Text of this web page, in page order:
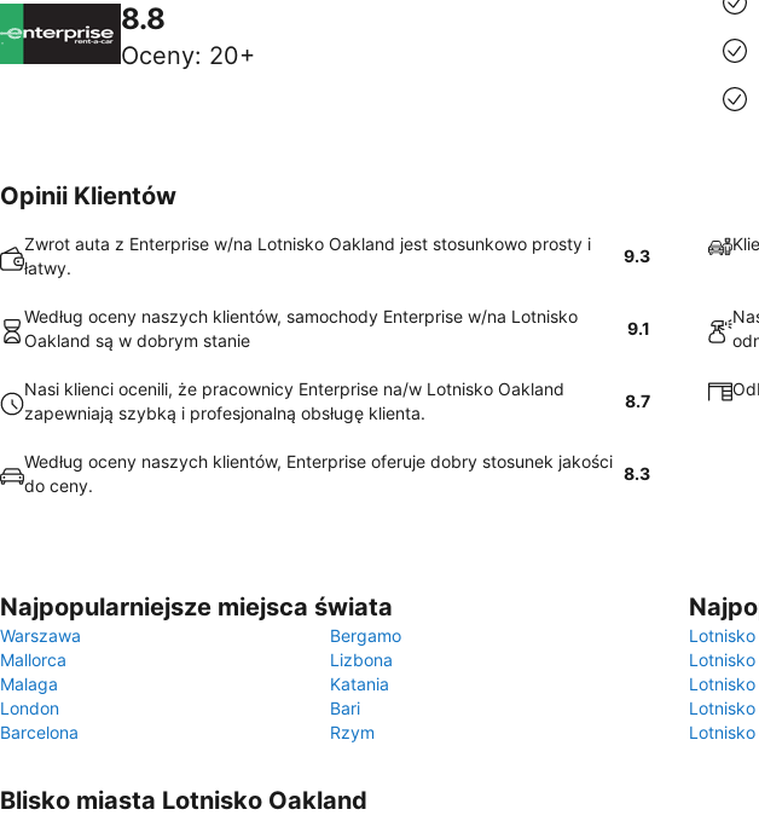
8.8
Oceny: 20+
Opinii Klientów
Zwrot auta z Enterprise w/na Lotnisko Oakland jest stosunkowo prosty i
łatwy.
9.3
Według oceny naszych klientów, samochody Enterprise w/na Lotnisko
Oakland są w dobrym stanie
9.1
Nasi klienci ocenili, że pracownicy Enterprise na/w Lotnisko Oakland
zapewniają szybką i profesjonalną obsługę klienta.
8.7
Według oceny naszych klientów, Enterprise oferuje dobry stosunek jakości
do ceny.
8.3
Najpopularniejsze miejsca świata
Warszawa
Bergamo
Mallorca
Lizbona
Malaga
Katania
London
Bari
Barcelona
Rzym
Blisko miasta Lotnisko Oakland